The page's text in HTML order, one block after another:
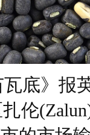
底》报
伦